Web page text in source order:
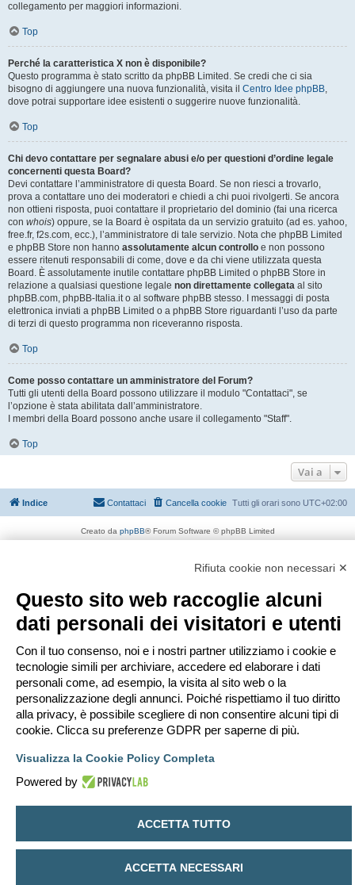
collegamento per maggiori informazioni.
Top
Perché la caratteristica X non è disponibile?
Questo programma è stato scritto da phpBB Limited. Se credi che ci sia
bisogno di aggiungere una nuova funzionalità, visita il Centro Idee phpBB,
dove potrai supportare idee esistenti o suggerire nuove funzionalità.
Top
Chi devo contattare per segnalare abusi e/o per questioni d’ordine legale
concernenti questa Board?
Devi contattare l’amministratore di questa Board. Se non riesci a trovarlo,
prova a contattare uno dei moderatori e chiedi a chi puoi rivolgerti. Se ancora
non ottieni risposta, puoi contattare il proprietario del dominio (fai una ricerca
con whois) oppure, se la Board è ospitata da un servizio gratuito (ad es. yahoo,
free.fr, f2s.com, ecc.), l’amministratore di tale servizio. Nota che phpBB Limited
e phpBB Store non hanno assolutamente alcun controllo e non possono
essere ritenuti responsabili di come, dove e da chi viene utilizzata questa
Board. È assolutamente inutile contattare phpBB Limited o phpBB Store in
relazione a qualsiasi questione legale non direttamente collegata al sito
phpBB.com, phpBB-Italia.it o al software phpBB stesso. I messaggi di posta
elettronica inviati a phpBB Limited o a phpBB Store riguardanti l’uso da parte
di terzi di questo programma non riceveranno risposta.
Top
Come posso contattare un amministratore del Forum?
Tutti gli utenti della Board possono utilizzare il modulo "Contattaci", se
l’opzione è stata abilitata dall’amministratore.
I membri della Board possono anche usare il collegamento "Staff".
Top
Vai a
Indice Tutti gli orari sono UTC+02:00
Cancella cookie
Contattaci
Creato da phpBB® Forum Software © phpBB Limited
Rifiuta cookie non necessari ✕
Questo sito web raccoglie alcuni
dati personali dei visitatori e utenti
Con il tuo consenso, noi e i nostri partner utilizziamo i cookie e
tecnologie simili per archiviare, accedere ed elaborare i dati
personali come, ad esempio, la visita al sito web o la
personalizzazione degli annunci. Poiché rispettiamo il tuo diritto
alla privacy, è possibile scegliere di non consentire alcuni tipi di
cookie. Clicca su preferenze GDPR per saperne di più.
Visualizza la Cookie Policy Completa
Powered by
ACCETTA TUTTO
ACCETTA NECESSARI